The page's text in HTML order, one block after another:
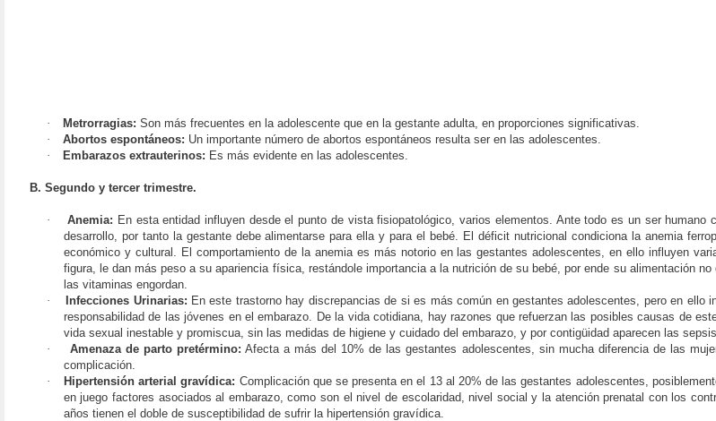
· Metrorragias: Son más frecuentes en la adolescente que en la gestante adulta, en proporciones significativas.
·
Abortos espontáneos: Un importante número de abortos espontáneos resulta ser en las adolescentes.
·
Embarazos extrauterinos: Es más evidente en las adolescentes.
B. Segundo y tercer trimestre.
· Anemia: En esta entidad influyen desde el punto de vista fisiopatológico, varios elementos. Ante todo es un ser
desarrollo, por tanto la gestante debe alimentarse para ella y para el bebé. El déficit nutricional condiciona la anemia
económico y cultural. El comportamiento de la anemia es más notorio en las gestantes adolescentes, en ello influyen
figura, le dan más peso a su apariencia física, restándole importancia a la nutrición de su bebé, por ende su alimentación
las vitaminas engordan.
·
Infecciones Urinarias: En este trastorno hay discrepancias de si es más común en gestantes adolescentes, pero en
responsabilidad de las jóvenes en el embarazo. De la vida cotidiana, hay razones que refuerzan las posibles causas de
vida sexual inestable y promiscua, sin las medidas de higiene y cuidado del embarazo, y por contigüidad aparecen las
·
Amenaza de parto pretérmino: Afecta a más del 10% de las gestantes adolescentes, sin mucha diferencia de las
complicación.
·
Hipertensión arterial gravídica: Complicación que se presenta en el 13 al 20% de las gestantes adolescentes,
en juego factores asociados al embarazo, como son el nivel de escolaridad, nivel social y la atención prenatal con los
años tienen el doble de susceptibilidad de sufrir la hipertensión gravídica.